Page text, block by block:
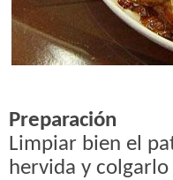
Preparación
Limpiar bien el
hervida y